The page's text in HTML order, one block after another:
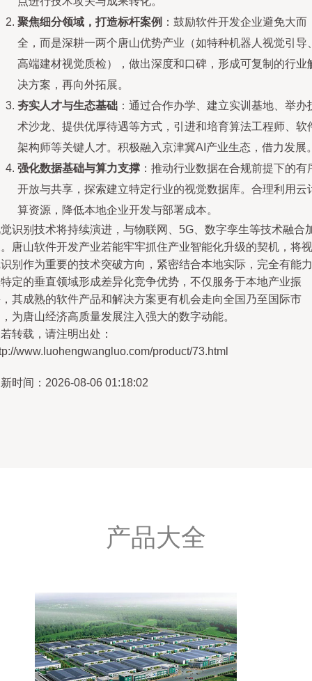
聚焦细分领域，打造标杆案例 ：鼓励软件开发企业避免大而
全，而是深耕一两个唐山优势产业（如特种机器人视觉引导
高端建材视觉质检），做出深度和口碑，形成可复制的行业
决方案，再向外拓展。
夯实人才与生态基础 ：通过合作办学、建立实训基地、举办
术沙龙、提供优厚待遇等方式，引进和培育算法工程师、软
架构师等关键人才。积极融入京津冀AI产业生态，借力发展
强化数据基础与算力支撑 ：推动行业数据在合规前提下的有
开放与共享，探索建立特定行业的视觉数据库。合理利用云
算资源，降低本地企业开发与部署成本。
识别技术将持续演进，与物联网、5G、数字孪生等技术融合
唐山软件开发产业若能牢牢抓住产业智能化升级的契机，将视
别作为重要的技术突破方向，紧密结合本地实际，完全有能力
定的垂直领域形成差异化竞争优势，不仅服务于本地产业振
其成熟的软件产品和解决方案更有机会走向全国乃至国际市
为唐山经济高质量发展注入强大的数字动能。
转载，请注明出处：
www.luohengwangluo.com/product/73.html
时间：2026-08-06 01:18:02
产品大全